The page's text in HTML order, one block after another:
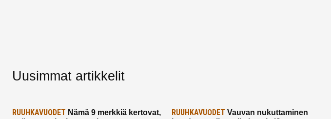
Uusimmat artikkelit
RUUHKAVUODET Nämä 9 merkkiä kertovat,
RUUHKAVUODET Vauvan nukuttaminen